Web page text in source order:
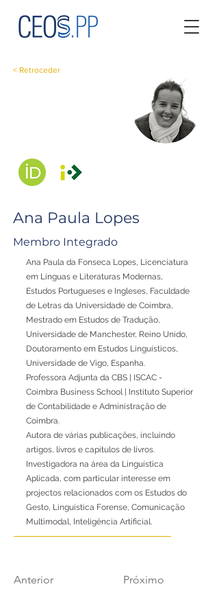
< Retroceder
Ana Paula Lopes
Membro Integrado
Ana Paula da Fonseca Lopes, Licenciatura
em Línguas e Literaturas Modernas,
Estudos Portugueses e Ingleses, Faculdade
de Letras da Universidade de Coimbra,
Mestrado em Estudos de Tradução,
Universidade de Manchester, Reino Unido,
Doutoramento em Estudos Linguísticos,
Universidade de Vigo, Espanha.
Professora Adjunta da CBS | ISCAC -
Coimbra Business School | Instituto Superior
de Contabilidade e Administração de
Coimbra.
Autora de várias publicações, incluindo
artigos, livros e capítulos de livros.
Investigadora na área da Linguística
Aplicada, com particular interesse em
projectos relacionados com os Estudos do
Gesto, Linguística Forense, Comunicação
Multimodal, Inteligência Artificial.
Anterior Próximo